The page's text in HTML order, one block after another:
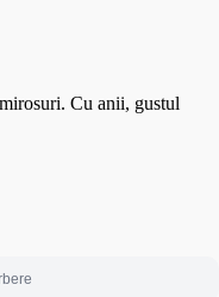
Cu anii, gustul